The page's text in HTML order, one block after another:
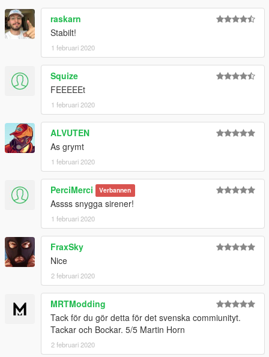
raskarn
Stabilt!
1 februari 2020
Squize
FEEEEEt
1 februari 2020
ALVUTEN
As grymt
1 februari 2020
PerciMerci Verbannen
Assss snygga sirener!
1 februari 2020
FraxSky
Nice
2 februari 2020
MRTModding
Tack för du gör detta för det svenska commiunityt.
Tackar och Bockar. 5/5 Martin Horn
2 februari 2020